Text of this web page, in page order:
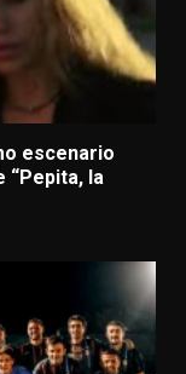
escenario
“Pepita, la